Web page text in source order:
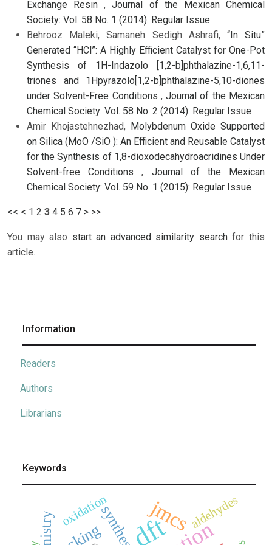
Exchange Resin,Journal of the Mexican Chemical
Society: Vol. 58 No. 1 (2014): Regular Issue
Behrooz Maleki, Samaneh Sedigh Ashrafi, “In Situ”
Generated “HCl”: A Highly Efficient Catalyst for One-Pot
Synthesis of 1H-Indazolo [1,2-b]phthalazine-1,6,11-
triones and 1Hpyrazolo[1,2-b]phthalazine-5,10-diones
under Solvent-Free Conditions ,Journal of the Mexican
Chemical Society: Vol. 58 No. 2 (2014): Regular Issue
Amir Khojastehnezhad, Molybdenum Oxide Supported
on Silica (MoO /SiO ): An Efficient and Reusable Catalyst
for the Synthesis of 1,8-dioxodecahydroacridines Under
Solvent-free Conditions, Journal of the Mexican
Chemical Society: Vol. 59 No. 1 (2015): Regular Issue
<< < 1 2 3 4 5 6 7 > >>
You may also start an advanced similarity searchfor this
article.
Information
Readers
Authors
Librarians
Keywords
dft
jmcs
synthesis
oxidation aldehydes